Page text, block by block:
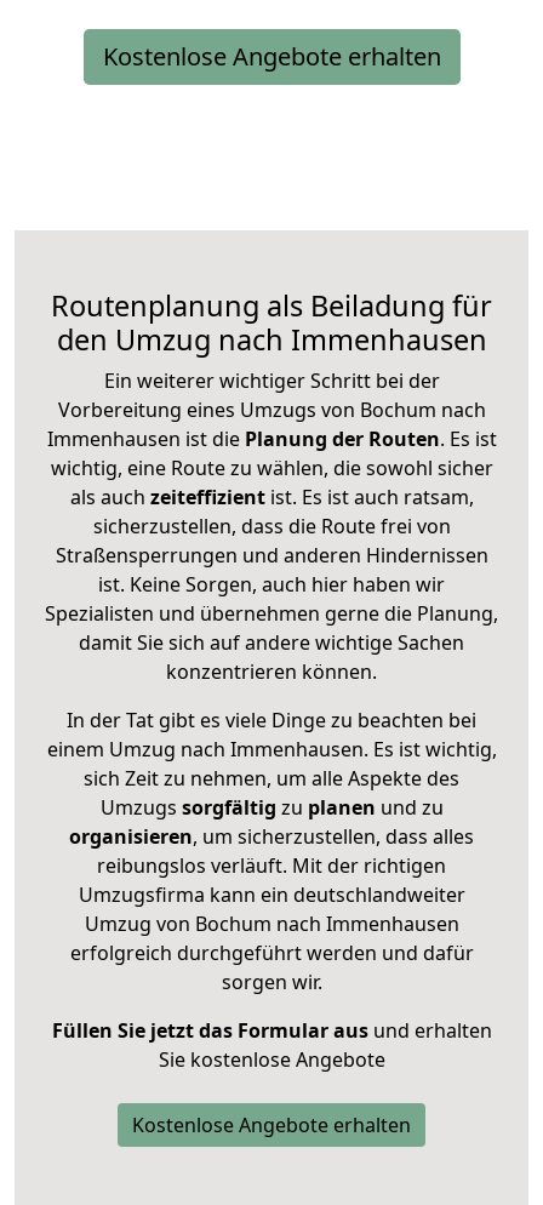
Kostenlose Angebote erhalten
Routenplanung als Beiladung für
den Umzug nach Immenhausen
Ein weiterer wichtiger Schritt bei der
Vorbereitung eines Umzugs von Bochum nach
Immenhausen ist diePlanung der Routen. Es ist
wichtig, eine Route zu wählen, die sowohl sicher
als auch zeiteffizientist. Es ist auch ratsam,
sicherzustellen, dass die Route frei von
Straßensperrungen und anderen Hindernissen
ist. Keine Sorgen, auch hier haben wir
Spezialisten und übernehmen gerne die Planung,
damit Sie sich auf andere wichtige Sachen
konzentrieren können.
In der Tat gibt es viele Dinge zu beachten bei
einem Umzug nach Immenhausen. Es ist wichtig,
sich Zeit zu nehmen, um alle Aspekte des
Umzugs sorgfältig zu planen und zu
organisieren, um sicherzustellen, dass alles
reibungslos verläuft. Mit der richtigen
Umzugsfirma kann ein deutschlandweiter
Umzug von Bochum nach Immenhausen
erfolgreich durchgeführt werden und dafür
sorgen wir.
Füllen Sie jetzt das Formular ausund erhalten
Sie kostenlose Angebote
Kostenlose Angebote erhalten